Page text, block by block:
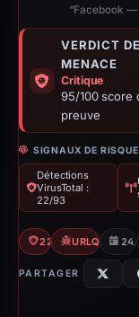
“Facebook —
VERDICT DE
MENACE
Critique
95/100 score
preuve
SIGNAUX DE RISQUE
Détections
VirusTotal :
22/93
22/93 VTURLQuery: 4
PARTAGER